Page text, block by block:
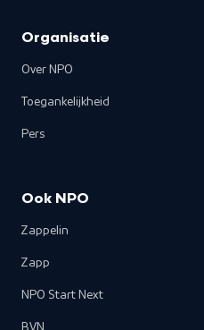
Organisatie
Over NPO
Toegankelijkheid
Pers
Ook NPO
Zappelin
Zapp
NPO Start Next
BVN